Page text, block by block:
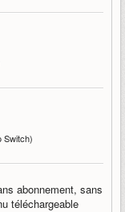
Switch)
abonnement, sans
téléchargeable